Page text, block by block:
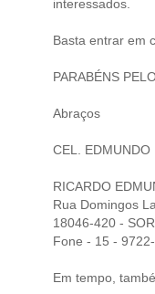
interessados.
Basta entrar em
PARABÉNS
Abraços
CEL. EDMUNDO
RICARDO
Rua Domingos
18046-420 -
Fone - 15 -
Em tempo,